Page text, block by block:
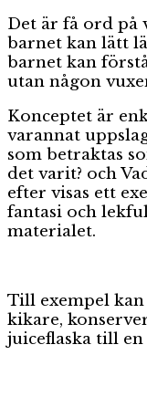
Det är få ord på
barnet kan lätt
barnet kan
utan någon
Konceptet är
varannat
som betraktas
det varit? och
efter visas ett
fantasi och
materialet.
Till exempel
kikare,
juiceflaska till en